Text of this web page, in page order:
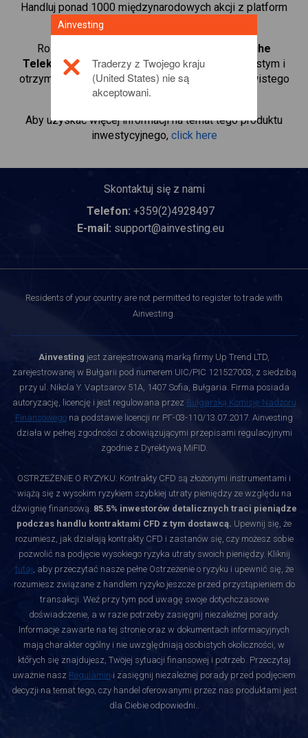
Handluj ponad 1000 międzynarodowych akcji z platform
handlową CFD od Ainvesting.
Rozpocznij handel kontraktami CFD w
Deutsche
Telekom. Uzyskaj notowania w czasie rzeczywistym i
otrzymuj dywidendy tak, jak w przypadku rzeczywistego
posiadania akcji.
Aby uzyskać więcej informacji na temat tego produktu
inwestycyjnego, click here
Skontaktuj się z nami
Telefon: +359(2)4928497
E-mail: support@ainvesting.eu
Residents of your country are not permitted to register to trade with
Ainvesting.
Ainvesting jest zarejestrowaną marką firmy Up Trend LTD,
zarejestrowanej w Bułgarii pod numerem UIC/PIC 121527003, z siedzibą
przy ul. Nikola Y. Vaptsarov 51A, 1407 Sofia, Bułgaria. Firma posiada
autoryzację, licencję i jest regulowana przez Bułgarską Komisję Nadzoru
Finansowego na podstawie licencji nr РГ-03-110/13.07.2017. Ainvesting
działa w pełnej zgodności z obowiązującymi przepisami regulacyjnymi
zgodnie z Dyrektywą MiFID.
OSTRZEŻENIE O RYZYKU: Kontrakty CFD są złożonymi instrumentami i
wiążą się z wysokim ryzykiem szybkiej utraty pieniędzy ze względu na
dźwignię finansową. 85.5% inwestorów detalicznych traci pieniądze
podczas handlu kontraktami CFD z tym dostawcą. Upewnij się, że
rozumiesz, jak działają kontrakty CFD i zastanów się, czy możesz sobie
pozwolić na podjęcie wysokiego ryzyka utraty swoich pieniędzy. Kliknij
tutaj, aby przeczytać nasze pełne Ostrzeżenie o ryzyku i upewnić się, że
rozumiesz związane z handlem ryzyko jeszcze przed przystąpieniem do
transakcji. Weź przy tym pod uwagę swoje dotychczasowe
doświadczenie, a w razie potrzeby zasięgnij niezależnej porady.
Informacje zawarte na tej stronie oraz w dokumentach informacyjnych
mają charakter ogólny i nie uwzględniają osobistych okoliczności, w
których się znajdujesz, Twojej sytuacji finansowej i potrzeb. Przeczytaj
uważnie nasz Regulamin i zasięgnij niezależnej porady przed podjęciem
decyzji na temat tego, czy handel oferowanymi przez nas produktami jest
dla Ciebie odpowiedni..
Ainvesting
Traderzy z Twojego kraju
(United States) nie są
akceptowani.